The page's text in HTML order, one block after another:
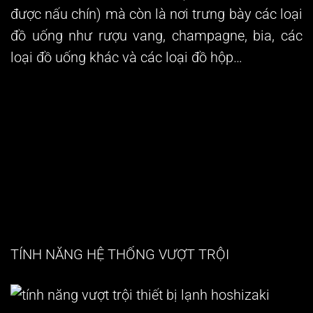
được nấu chín) mà còn là nơi trưng bày các loại
đồ uống như rượu vang, champagne, bia, các
loại đồ uống khác và các loại đồ hộp…
TÍNH NĂNG HỆ THỐNG VƯỢT TRỘI